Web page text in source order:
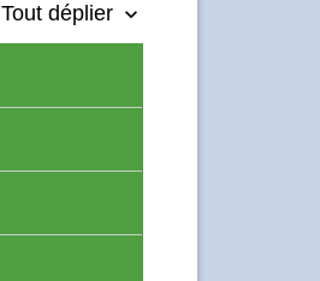
Tout déplier keyboard_arrow_down